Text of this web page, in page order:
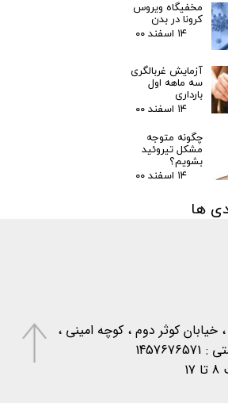
مخفیگاه ویروس
کرونا در بدن
۱۴ اسفند ۰۰
آزمایش غربالگری
سه ماهه اول
بارداری
۱۴ اسفند ۰۰
چگونه متوجه
مشکل تیروئید
بشویم؟
۱۴ اسفند ۰۰
ها
خیابان کوثر دوم ، کوچه امینی ،